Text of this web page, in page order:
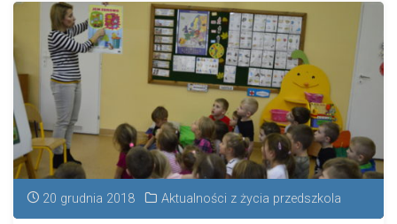
20 grudnia 2018 Aktualności z życia przedszkola